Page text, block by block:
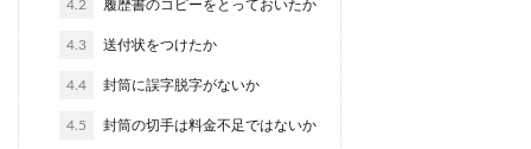
4.2 履歴書のコピーをとっておいたか
4.3 送付状をつけたか
4.4 封筒に誤字脱字がないか
4.5 封筒の切手は料金不足ではないか